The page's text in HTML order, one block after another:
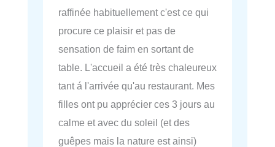
raffinée habituellement c'est ce qui
procure ce plaisir et pas de
sensation de faim en sortant de
table. L'accueil a été très chaleureux
tant á l'arrivée qu'au restaurant. Mes
filles ont pu apprécier ces 3 jours au
calme et avec du soleil (et des
guêpes mais la nature est ainsi)